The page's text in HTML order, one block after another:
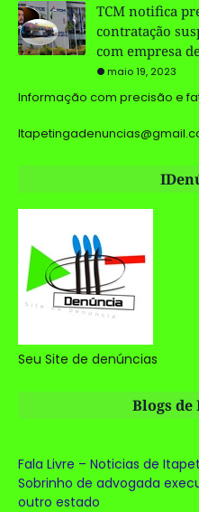
TCM notifica
contratação
com empresa
maio 19, 2023
Informação com precisão e
Seu Site de denúncias
Blogs
Fala Livre – Noticias de
Sobrinho de advogada
outro estado